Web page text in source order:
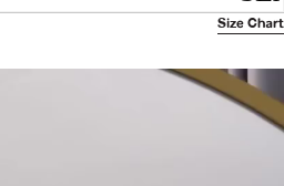
Size Chart